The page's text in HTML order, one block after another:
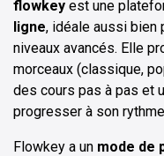
flowkey est une
ligne, idéale aussi bien
niveaux avancés. Elle
morceaux (classique,
des cours pas à pas et
progresser à son
Flowkey a un mode de